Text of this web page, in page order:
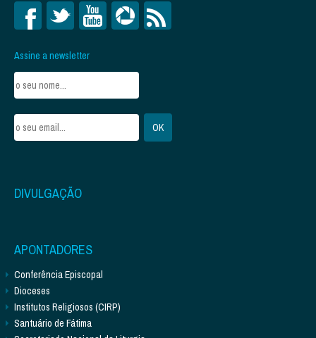
Assine a newsletter
DIVULGAÇÃO
APONTADORES
Conferência Episcopal
Dioceses
Institutos Religiosos (CIRP)
Santuário de Fátima